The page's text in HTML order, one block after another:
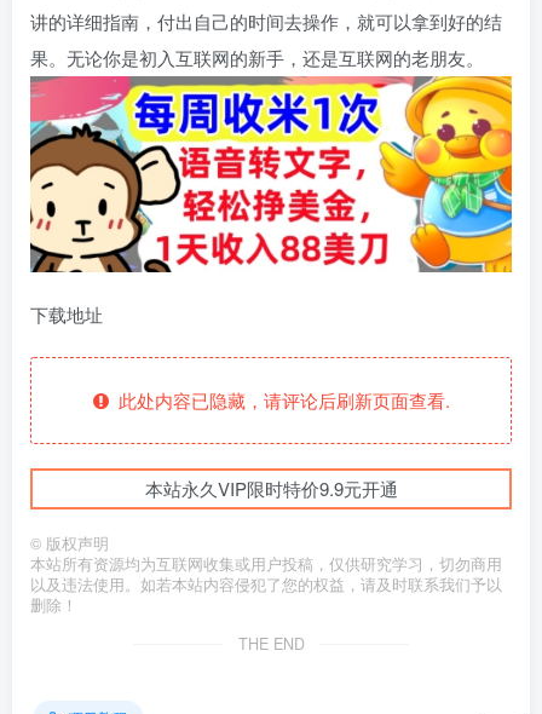
讲的详细指南，付出自己的时间去操作，就可以拿到好的结
果。无论你是初入互联网的新手，还是互联网的老朋友。
下载地址
此处内容已隐藏，请评论后刷新页面查看.
本站永久VIP限时特价9.9元开通
© 版权声明
本站所有资源均为互联网收集或用户投稿，仅供研究学习，切勿商用
以及违法使用。如若本站内容侵犯了您的权益，请及时联系我们予以
删除！
THE END